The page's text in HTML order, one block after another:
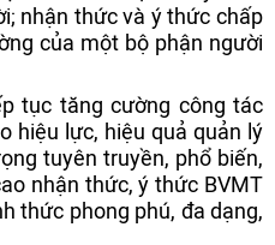
nhận thức và ý thức chấp
của một bộ phận người
tục tăng cường công tác
hiệu lực, hiệu quả quản lý
tuyên truyền, phổ biến,
nhận thức, ý thức BVMT
thức phong phú, đa dạng,